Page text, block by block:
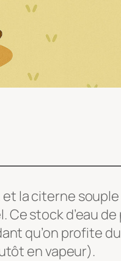
la citerne
Ce stock d’eau
qu’on profite
en vapeur).